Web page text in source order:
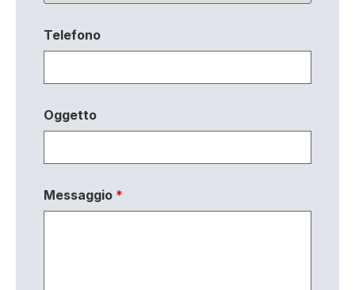
Telefono
Oggetto
Messaggio *